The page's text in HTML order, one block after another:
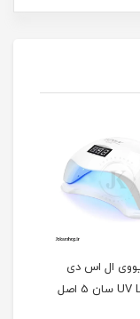
ال اس دی
ناخن UV LED سان 5 اصل